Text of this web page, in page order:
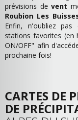
prévisions de vent
Roubion Les
Enfin, n'oubliez pas
stations favorites
ON/OFF" afin
prochaine fois!
CARTES DE
DE